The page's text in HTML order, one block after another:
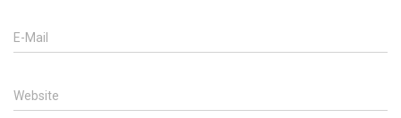
E-Mail
Website